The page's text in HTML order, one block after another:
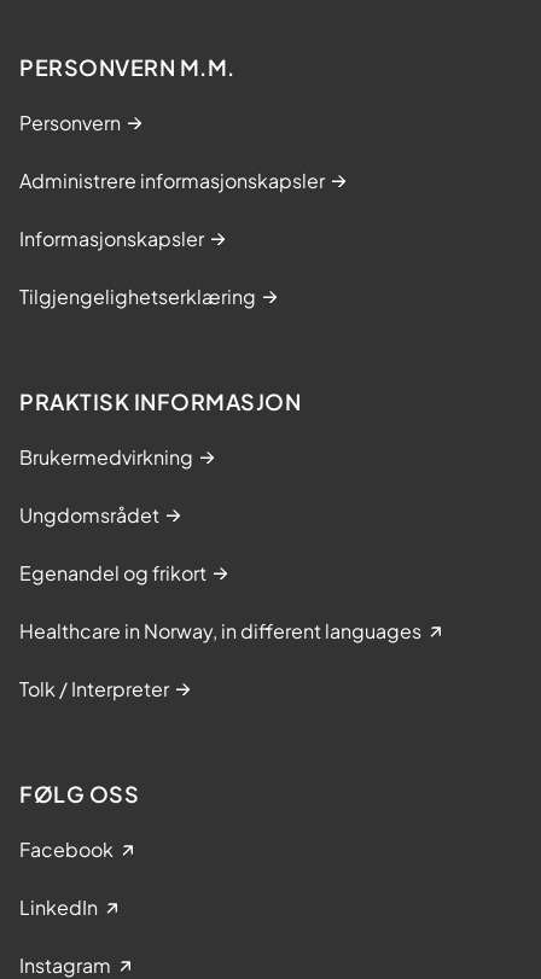
PERSONVERN M.M.
Personvern
Administrere informasjonskapsler
Informasjonskapsler
Tilgjengelighetserklæring
PRAKTISK INFORMASJON
Brukermedvirkning
Ungdomsrådet
Egenandel og frikort
Healthcare in Norway, in different languages
Tolk / Interpreter
FØLG OSS
Facebook
LinkedIn
Instagram